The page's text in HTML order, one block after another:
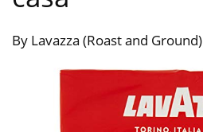
By Lavazza (Roast and Ground)